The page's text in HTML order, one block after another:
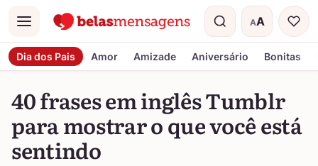
Menu AA
Tamanho do
Dia dos Pais Amor Amizade Aniversário Bonitas
40 frases em inglês Tumblr
para mostrar o que você está
sentindo